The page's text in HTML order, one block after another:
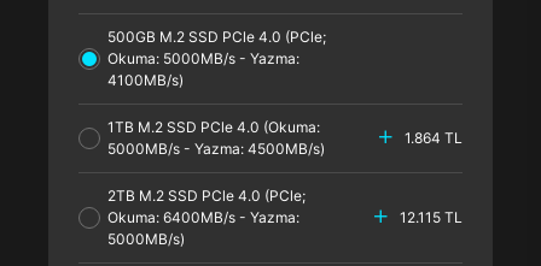
500GB M.2 SSD PCle 4.0 (PCle;
Okuma: 5000MB/s - Yazma:
4100MB/s)
1TB M.2 SSD PCle 4.0 (Okuma:
5000MB/s - Yazma: 4500MB/s)
1.864 TL
2TB M.2 SSD PCle 4.0 (PCle;
Okuma: 6400MB/s - Yazma:
5000MB/s)
12.115 TL